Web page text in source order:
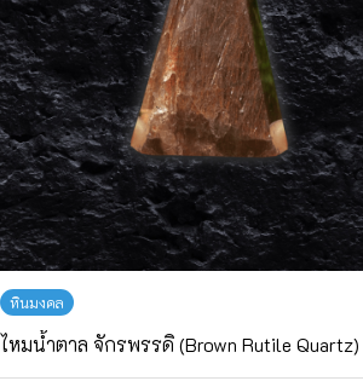
หินมงคล
ไหมน้ำตาล จักรพรรดิ (Brown Rutile Quartz)